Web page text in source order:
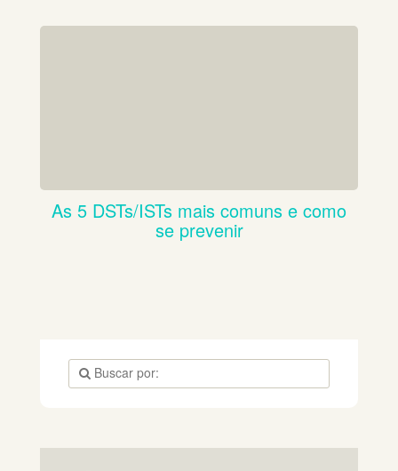
As 5 DSTs/ISTs mais comuns e como
se prevenir